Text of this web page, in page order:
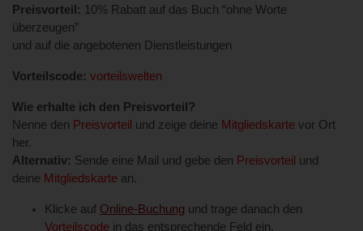
Preisvorteil: 10% Rabatt auf das Buch “ohne Worte
überzeugen”
und auf die angebotenen Dienstleistungen
Vorteilscode: vorteilswelten
Wie erhalte ich den Preisvorteil?
Nenne den Preisvorteil und zeige deine Mitgliedskarte vor Ort
her.
Alternativ: Sende eine Mail und gebe den Preisvorteil und
deine Mitgliedskarte an.
Klicke auf Online-Buchung und trage danach den
Vorteilscode in das entsprechende Feld ein.